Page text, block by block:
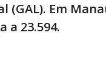
(GAL). Em
a 23.594.